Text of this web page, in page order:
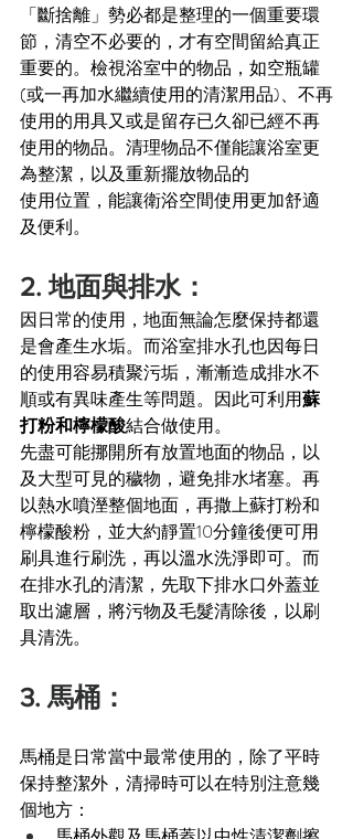
「斷捨離」勢必都是整理的一個重要環
節，清空不必要的，才有空間留給真正
重要的。檢視浴室中的物品，如空瓶罐
(或一再加水繼續使用的清潔用品)、不再
使用的用具又或是留存已久卻已經不再
使用的物品。清理物品不僅能讓浴室更
為整潔，以及重新擺放物品的
使用位置，能讓衛浴空間使用更加舒適
及便利。
2. 地面與排水：
因日常的使用，地面無論怎麼保持都還
是會產生水垢。而浴室排水孔也因每日
的使用容易積聚污垢，漸漸造成排水不
順或有異味產生等問題。因此可利用蘇
打粉和檸檬酸結合做使用。
先盡可能挪開所有放置地面的物品，以
及大型可見的穢物，避免排水堵塞。再
以熱水噴溼整個地面，再撒上蘇打粉和
檸檬酸粉，並大約靜置10分鐘後便可用
刷具進行刷洗，再以溫水洗淨即可。 而
在排水孔的清潔，先取下排水口外蓋並
取出濾層，將污物及毛髮清除後，以刷
具清洗。
3. 馬桶：
馬桶是日常當中最常使用的，除了平時
保持整潔外，清掃時可以在特別注意幾
個地方：